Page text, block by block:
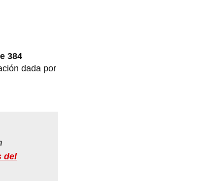
384
dada por
del